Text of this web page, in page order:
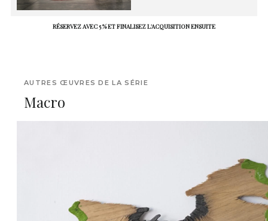
RÉSERVEZ AVEC 5 % ET FINALISEZ L'ACQUISITION ENSUITE
AUTRES ŒUVRES DE LA SÉRIE
Macro